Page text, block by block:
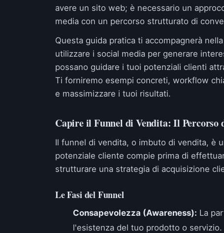
avere un sito web; è necessario un
media con un percorso strutturato di
Questa guida pratica ti accompagnerà
utilizzare i social media per generare
possano guidare i tuoi potenziali clienti
Ti forniremo esempi concreti, workflow
e massimizzare i tuoi risultati.
Capire il Funnel di Vendita: Il Percorso
Il funnel di vendita, o imbuto di vendita, è
potenziale cliente compie prima di
strutturare una strategia di acquisizione
Le Fasi del Funnel
Consapevolezza (Awareness): La
l'esistenza del tuo prodotto o